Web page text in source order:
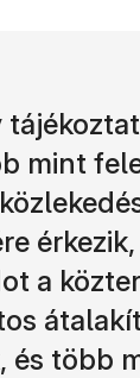
mint
a
és több